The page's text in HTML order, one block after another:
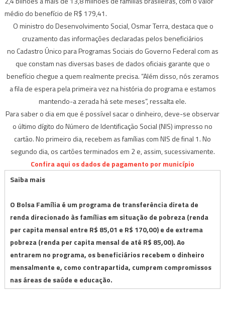
médio do benefício de R$ 179,41.
O ministro do Desenvolvimento Social, Osmar Terra, destaca que o
cruzamento das informações declaradas pelos beneficiários
no Cadastro Único para Programas Sociais do Governo Federal com as
que constam nas diversas bases de dados oficiais garante que o
benefício chegue a quem realmente precisa. “Além disso, nós zeramos
a fila de espera pela primeira vez na história do programa e estamos
mantendo-a zerada há sete meses”, ressalta ele.
Para saber o dia em que é possível sacar o dinheiro, deve-se observar
o último dígito do Número de Identificação Social (NIS) impresso no
cartão. No primeiro dia, recebem as famílias com NIS de final 1. No
segundo dia, os cartões terminados em 2 e, assim, sucessivamente.
Confiraaqui os dados de pagamento por município
Saiba mais
O Bolsa Famíliaé um programa de transferência direta de
renda direcionado às famílias em situação de pobreza (renda
per capita mensal entre R$ 85,01 e R$ 170,00) e de extrema
pobreza (renda per capita mensal de até R$ 85,00). Ao
entrarem no programa, os beneficiários recebem o dinheiro
mensalmente e, como contrapartida, cumprem compromissos
nas áreas de saúde e educação.